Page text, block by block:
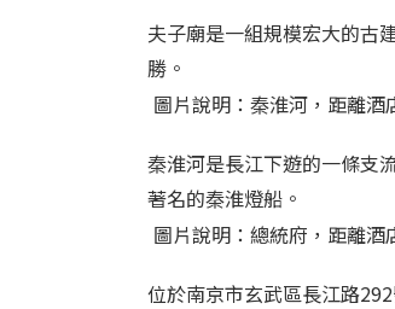
夫子廟是一組規模宏大的古
勝。
圖片說明：秦淮河，距離
秦淮河是長江下遊的一條支
著名的秦淮燈船。
圖片說明：總統府，距離
位於南京市玄武區長江路